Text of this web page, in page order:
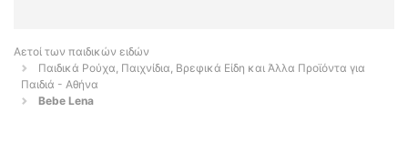
Αετοί των παιδικών ειδών
Παιδικά Ρούχα, Παιχνίδια, Βρεφικά Είδη και Άλλα Προϊόντα για
Παιδιά - Αθήνα
Bebe Lena